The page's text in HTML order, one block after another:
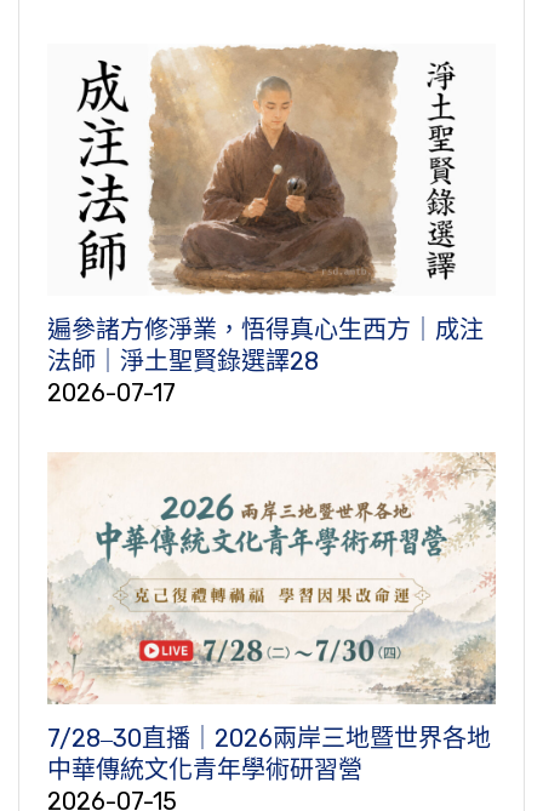
遍參諸方修淨業，悟得真心生西方｜成注
法師｜淨土聖賢錄選譯28
2026-07-17
7/28‒30直播｜2026兩岸三地暨世界各地
中華傳統文化青年學術研習營
2026-07-15